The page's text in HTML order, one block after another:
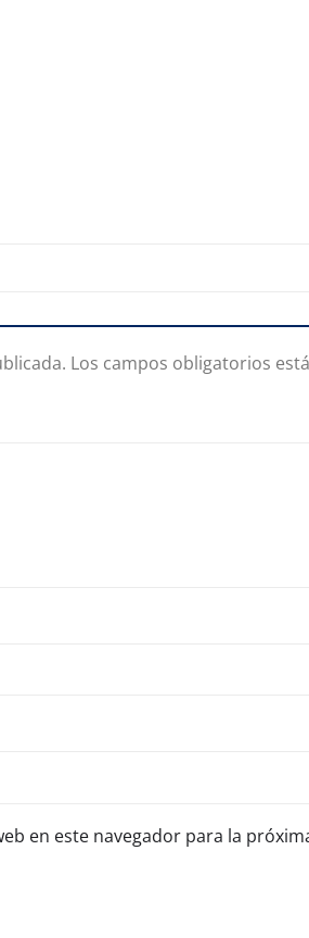
Los campos obligatorios
en este navegador para la